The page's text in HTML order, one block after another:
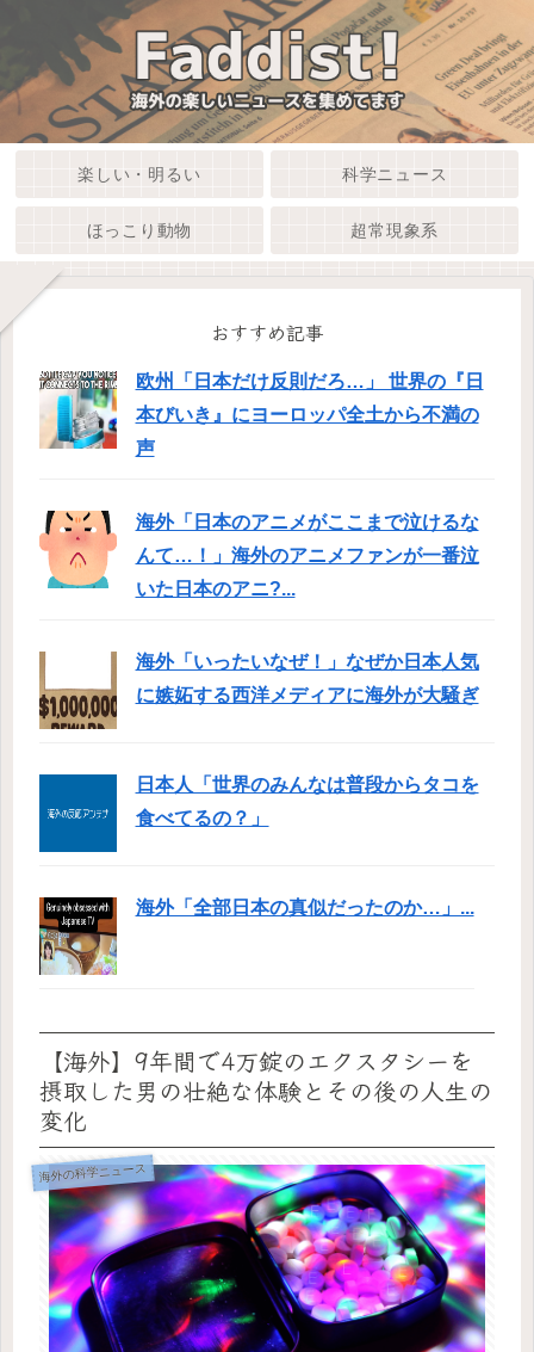
楽しい・明るい 科学ニュース
ほっこり動物 超常現象系
おすすめ記事
欧州「日本だけ反則だろ…」 世界の『日
本びいき』にヨーロッパ全土から不満の
声
海外「日本のアニメがここまで泣けるな
んて…！」海外のアニメファンが一番泣
いた日本のアニ?...
海外「いったいなぜ！」なぜか日本人気
に嫉妬する西洋メディアに海外が大騒ぎ
日本人「世界のみんなは普段からタコを
食べてるの？」
海外「全部日本の真似だったのか…」...
【海外】9年間で4万錠のエクスタシーを
摂取した男の壮絶な体験とその後の人生の
変化
海外の科学ニュース